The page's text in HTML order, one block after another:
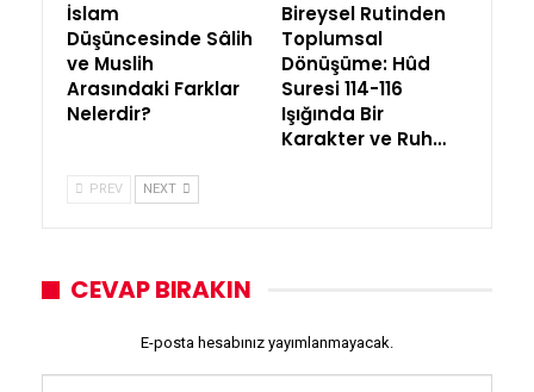
İslam
Düşüncesinde Sâlih
ve Muslih
Arasındaki Farklar
Nelerdir?
Bireysel Rutinden
Toplumsal
Dönüşüme: Hûd
Suresi 114-116
Işığında Bir
Karakter ve Ruh…
PREV NEXT
CEVAP BIRAKIN
E-posta hesabınız yayımlanmayacak.